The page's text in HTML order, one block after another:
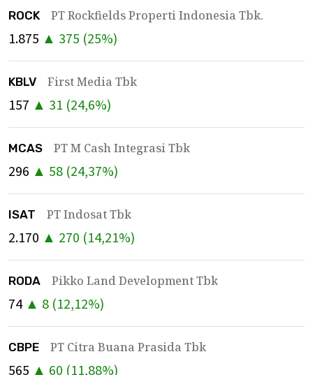
ROCK PT Rockfields Properti Indonesia Tbk.
1.875 ▲ 375 (25%)
KBLV First Media Tbk
157 ▲ 31 (24,6%)
MCAS PT M Cash Integrasi Tbk
296 ▲ 58 (24,37%)
ISAT PT Indosat Tbk
2.170 ▲ 270 (14,21%)
RODA Pikko Land Development Tbk
74 ▲ 8 (12,12%)
CBPE PT Citra Buana Prasida Tbk
565 ▲ 60 (11,88%)